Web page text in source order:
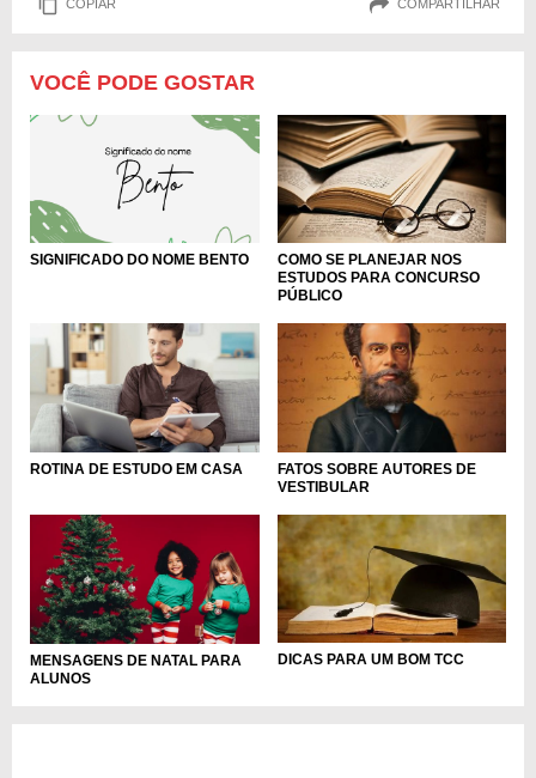
COPIAR COMPARTILHAR
VOCÊ PODE GOSTAR
SIGNIFICADO DO NOME BENTO
COMO SE PLANEJAR NOS
ESTUDOS PARA CONCURSO
PÚBLICO
ROTINA DE ESTUDO EM CASA
FATOS SOBRE AUTORES DE
VESTIBULAR
MENSAGENS DE NATAL PARA
ALUNOS
DICAS PARA UM BOM TCC